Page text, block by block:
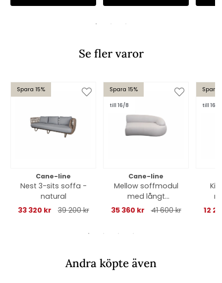
Se fler varor
Spara 15%
Cane-line
Nest 3-sits soffa -
natural
33 320 kr
39 200 kr
Spara 15%
till 16/8
Cane-line
Mellow soffmodul
med långt
ryggstöd, vänster -
35 360 kr 41 600 kr
Spara
till 16/8
12
Andra köpte även